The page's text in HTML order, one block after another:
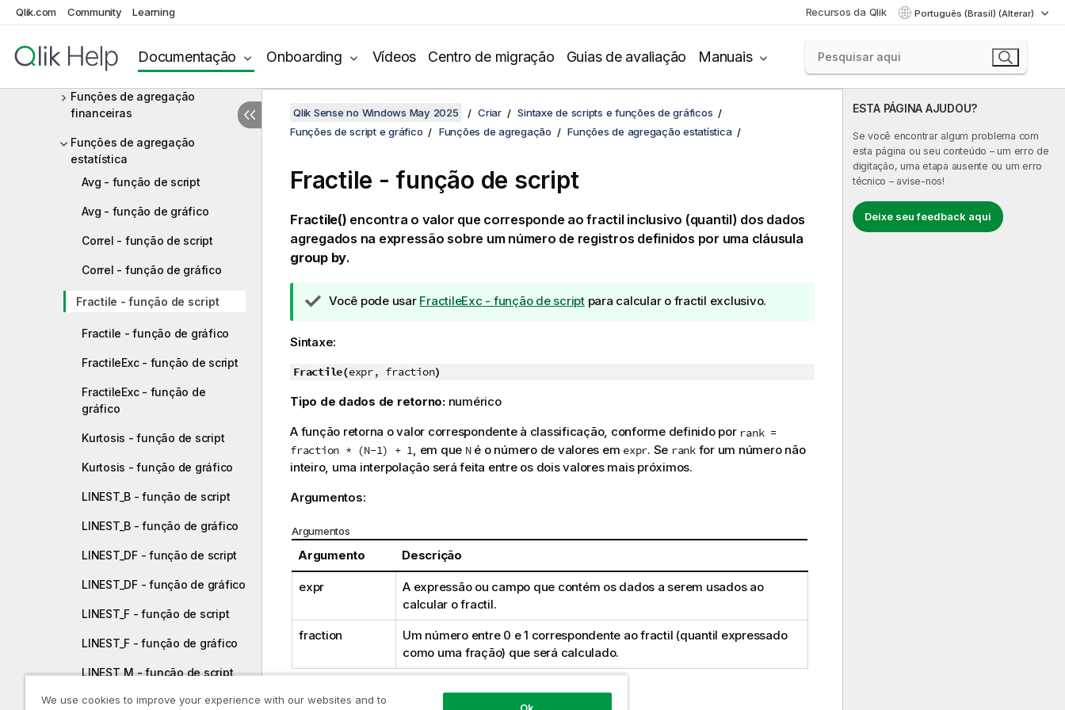
Qlik.com Community Learning Recursos da Qlik Português (Brasil) (Alterar)
Documentação Onboarding Vídeos Centro de migração Guias de avaliação Manuais
Funções básicas de agregação
Funções de agregação de
contador
Funções de agregação
financeiras
Funções de agregação
estatística
Avg - função de script
Avg - função de gráfico
Correl - função de script
Correl - função de gráfico
Fractile - função de script
Fractile - função de gráfico
FractileExc - função de script
FractileExc - função de
gráfico
Kurtosis - função de script
Kurtosis - função de gráfico
LINEST_B - função de script
LINEST_B - função de gráfico
LINEST_DF - função de script
LINEST_DF - função de gráfico
LINEST_F - função de script
LINEST_F - função de gráfico
LINEST_M - função de script
LINEST_M - função de gráfico
ESTA PÁGINA AJUDOU?
Se você encontrar algum problema com
esta página ou seu conteúdo – um erro de
digitação, uma etapa ausente ou um erro
técnico – avise-nos!
Deixe seu feedback aqui
Qlik Sense no Windows May 2025 Criar
Sintaxe de scripts e funções de gráficos
Funções de script e gráfico
Funções de agregação Funções de agregação estatística
Fractile - função de script
Fractile() encontra o valor que corresponde ao fractil inclusivo (quantil) dos dados
agregados na expressão sobre um número de registros definidos por uma cláusula
group by.
N
d
d
c
a
Você pode usar FractileExc - função de scriptpara calcular o fractil exclusivo.
Sintaxe:
Fractile(expr, fraction)
Tipo de dados de retorno: numérico
A função retorna o valor correspondente à classificação, conforme definido por rank =
fraction * (N-1) + 1 , em que Né o número de valores em expr. Se rankfor um número não
inteiro, uma interpolação será feita entre os dois valores mais próximos.
Argumentos:
Argumentos
Argumento Descrição
expr
A expressão ou campo que contém os dados a serem usados ao
calcular o fractil.
fraction
Um número entre 0 e 1 correspondente ao fractil (quantil expressado
como uma fração) que será calculado.
Exemplos e resultados:
We use cookies to improve your experience with our websites and to